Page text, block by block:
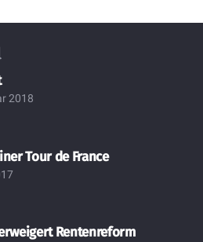
2018
Tour de France
Rentenreform